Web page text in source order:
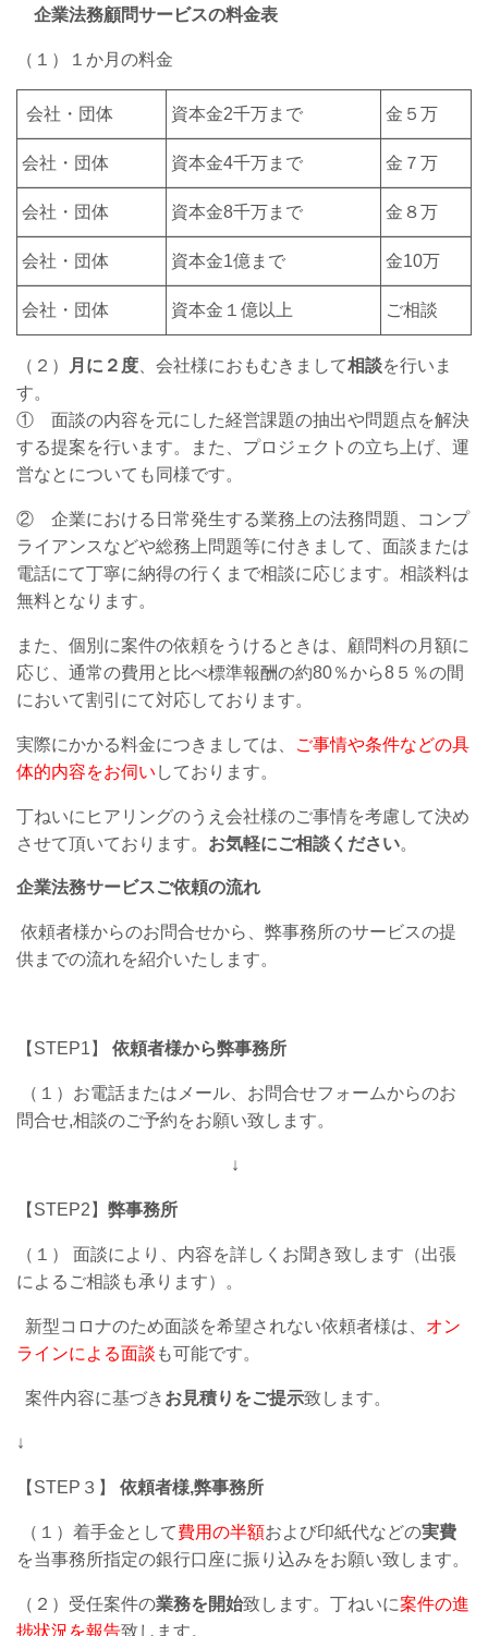
企業法務顧問サービスの料金表
（１）１か月の料金
会社・団体 資本金2千万まで 金５万
会社・団体 資本金4千万まで 金７万
会社・団体 資本金8千万まで 金８万
会社・団体 資本金1億まで 金10万
会社・団体 資本金１億以上 ご相談
（２） 月に２度 、会社様におもむきまして相談を行いま
す。
① 面談の内容を元にした経営課題の抽出や問題点を解決
する提案を行います。また、プロジェクトの立ち上げ、運
営なとについても同様です。
② 企業における日常発生する業務上の法務問題、コンプ
ライアンスなどや総務上問題等に付きまして、面談または
電話にて丁寧に納得の行くまで相談に応じます。相談料は
無料となります。
また、個別に案件の依頼をうけるときは、顧問料の月額に
応じ、通常の費用と比べ標準報酬の約80％から8５％の間
において割引にて対応しております。
実際にかかる料金につきましては、
ご事情や条件などの具
体的内容をお伺い しております。
丁ねいにヒアリングのうえ会社様のご事情を考慮して決め
させて頂いております。 お気軽にご相談ください。
企業法務サービスご依頼の流れ
依頼者様からのお問合せから、弊事務所のサービスの提
供までの流れを紹介いたします。
【STEP1】 依頼者様から弊事務所
（１）お電話またはメール、お問合せフォームからのお
問合せ,相談のご予約をお願い致します。
↓
【STEP2】 弊事務所
（１） 面談により、内容を詳しくお聞き致します（出張
によるご相談も承ります）。
新型コロナのため面談を希望されない依頼者様は、 オン
ラインによる面談 も可能です。
案件内容に基づき お見積りをご提示致します。
↓
【STEP３】 依頼者様,弊事務所
（１）着手金として費用の半額および印紙代などの実費
を当事務所指定の銀行口座に振り込みをお願い致します。
（２）受任案件の業務を開始致します。丁ねいに案件の進
捗状況を報告致します。